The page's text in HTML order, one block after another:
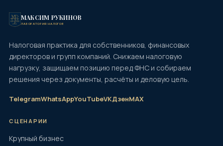
МАКСИМ РУКИНОВ
ЛАБОРАТОРИЯ НАЛОГОВ
Налоговая практика для собственников, финансовых
директоров и групп компаний. Снижаем налоговую
нагрузку, защищаем позицию перед ФНС и собираем
решения через документы, расчёты и деловую цель.
TelegramWhatsAppYouTubeVKДзенMAX
СЦЕНАРИИ
Крупный бизнес